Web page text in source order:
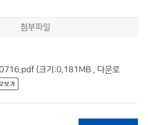
첨부파일
(크기:0.181MB , 다운로